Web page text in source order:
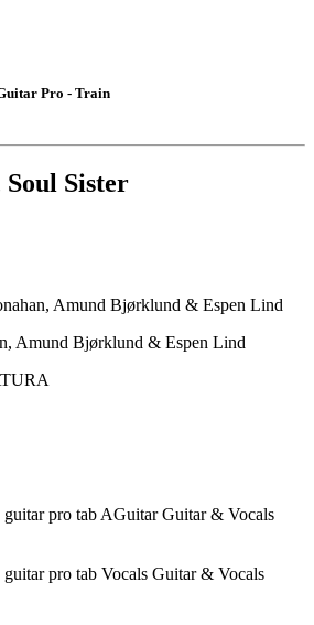
Pro - Train
Soul Sister
Amund Bjørklund & Espen Lind
Amund Bjørklund & Espen Lind